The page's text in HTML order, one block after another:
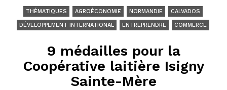
THÉMATIQUES AGROÉCONOMIE NORMANDIE CALVADOS
DÉVELOPPEMENT INTERNATIONAL ENTREPRENDRE COMMERCE
9 médailles pour la
Coopérative laitière Isigny
Sainte-Mère